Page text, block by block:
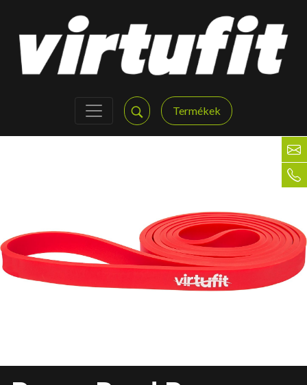
Termékek